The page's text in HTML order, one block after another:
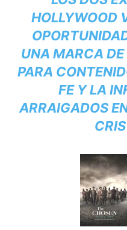
HOLLYWOOD
UNA MARCA
PARA
FE Y LA
ARRAIGADOS